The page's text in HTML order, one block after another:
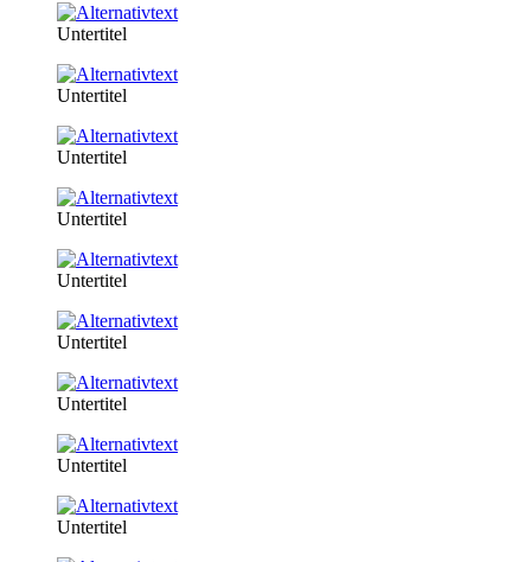
Untertitel
Untertitel
Untertitel
Untertitel
Untertitel
Untertitel
Untertitel
Untertitel
Untertitel